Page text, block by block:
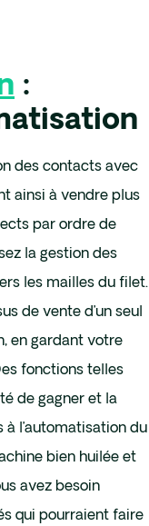
:
des contacts avec
ainsi à vendre plus
par ordre de
la gestion des
les mailles du filet.
de vente d’un seul
en gardant votre
fonctions telles
de gagner et la
l’automatisation du
bien huilée et
avez besoin
qui pourraient faire